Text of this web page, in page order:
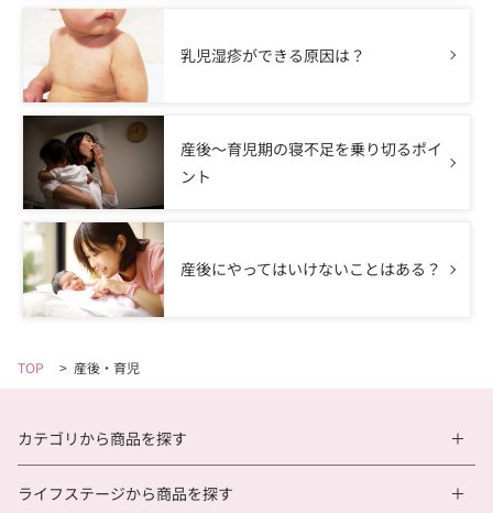
乳児湿疹ができる原因は？
産後〜育児期の寝不足を乗り切るポイ
ント
産後にやってはいけないことはある？
TOP > 産後・育児
カテゴリから商品を探す
ライフステージから商品を探す